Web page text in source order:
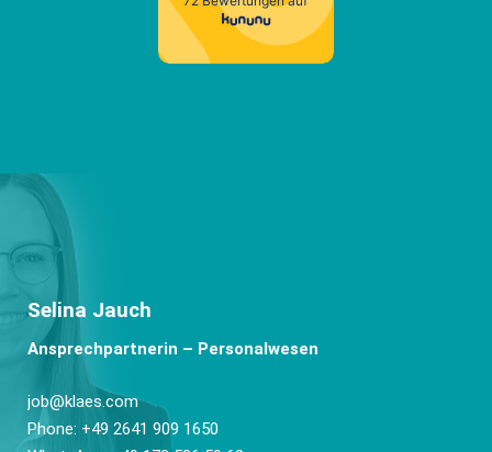
Selina Jauch
Ansprechpartnerin – Personalwesen
job@klaes.com
Phone: +49 2641 909 1650